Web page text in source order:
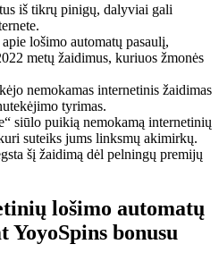
iš tikrų pinigų, dalyviai gali
lošimo automatų pasaulį,
metų žaidimus, kuriuos žmonės
nemokamas internetinis žaidimas
tyrimas.
siūlo puikią nemokamą internetinių
suteiks jums linksmų akimirkų.
šį žaidimą dėl pelningų premijų
lošimo automatų
bonusu